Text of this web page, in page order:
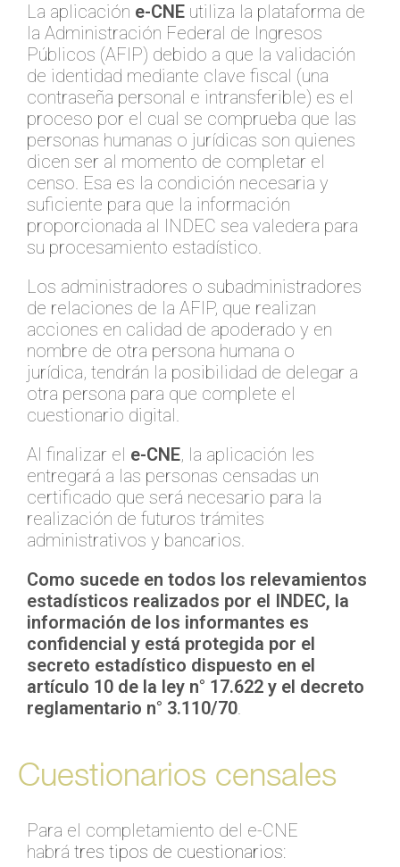
La aplicación e-CNE utiliza la plataforma de
la Administración Federal de Ingresos
Públicos (AFIP) debido a que la validación
de identidad mediante clave fiscal (una
contraseña personal e intransferible) es el
proceso por el cual se comprueba que las
personas humanas o jurídicas son quienes
dicen ser al momento de completar el
censo. Esa es la condición necesaria y
suficiente para que la información
proporcionada al INDEC sea valedera para
su procesamiento estadístico.
Los administradores o subadministradores
de relaciones de la AFIP, que realizan
acciones en calidad de apoderado y en
nombre de otra persona humana o
jurídica, tendrán la posibilidad de delegar a
otra persona para que complete el
cuestionario digital.
Al finalizar el e-CNE, la aplicación les
entregará a las personas censadas un
certificado que será necesario para la
realización de futuros trámites
administrativos y bancarios.
Como sucede en todos los relevamientos
estadísticos realizados por el INDEC, la
información de los informantes es
confidencial y está protegida por el
secreto estadístico dispuesto en el
artículo 10 de la ley n° 17.622 y el decreto
reglamentario n° 3.110/70.
Cuestionarios censales
Para el completamiento del e-CNE
habrá tres tipos de cuestionarios: